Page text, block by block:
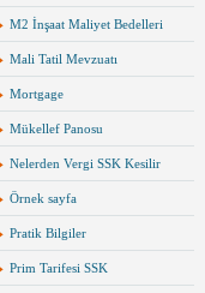
M2 İnşaat Maliyet Bedelleri
Mali Tatil Mevzuatı
Mortgage
Mükellef Panosu
Nelerden Vergi SSK Kesilir
Örnek sayfa
Pratik Bilgiler
Prim Tarifesi SSK